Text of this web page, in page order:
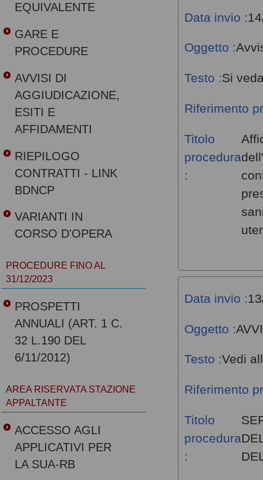
Data invio :
Oggetto :
Testo :Si
Riferimento
Titolo
procedura
:
Data invio :
Oggetto :
Testo :Vedi
Riferimento
Titolo
procedura
:
EQUIVALENTE
GARE E
PROCEDURE
AVVISI DI
AGGIUDICAZIONE,
ESITI E
AFFIDAMENTI
RIEPILOGO
CONTRATTI - LINK
BDNCP
VARIANTI IN
CORSO D'OPERA
PROCEDURE FINO AL
31/12/2023
PROSPETTI
ANNUALI (ART. 1 C.
32 L.190 DEL
6/11/2012)
AREA RISERVATA STAZIONE
APPALTANTE
ACCESSO AGLI
APPLICATIVI PER
LA SUA-RB